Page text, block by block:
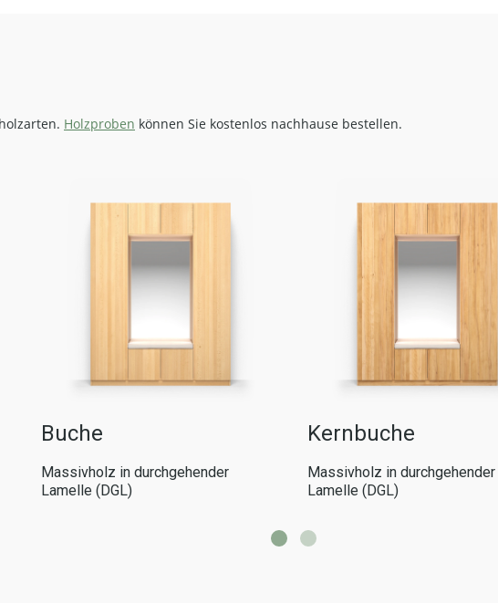
Holzproben können Sie kostenlos nachhause bestellen.
Buche
Massivholz in durchgehender
Lamelle (DGL)
Kernbuche
Massivholz in durchgehender
Lamelle (DGL)